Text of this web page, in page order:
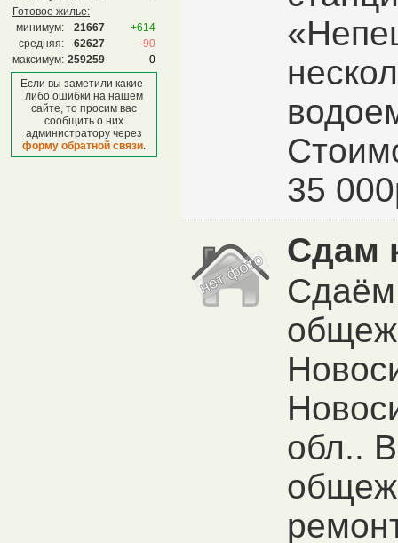
Готовое жилье:
минимум:
21667
+614
средняя:
62627
-90
максимум: 259259
0
Если вы заметили какие-
либо ошибки на нашем
сайте, то просим вас
сообщить о них
администратору через
форму обратной связи.
35
Сдам
обл..